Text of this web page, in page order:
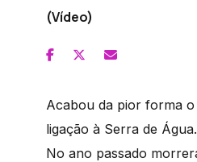
(Vídeo)
Acabou da pior forma o
ligação à Serra de
No ano passado